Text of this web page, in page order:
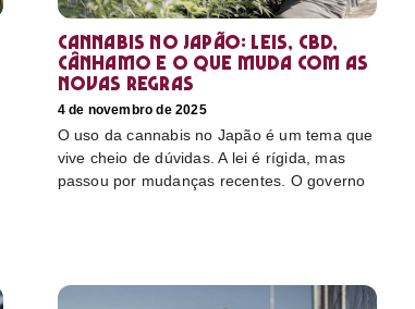
Cannabis no Japão: leis, CBD,
cânhamo e o que muda com as
novas regras
4 de novembro de 2025
O uso da cannabis no Japão é um tema que
vive cheio de dúvidas. A lei é rígida, mas
passou por mudanças recentes. O governo